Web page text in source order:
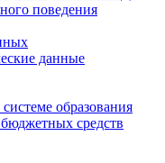
поведения
данные
образования
средств